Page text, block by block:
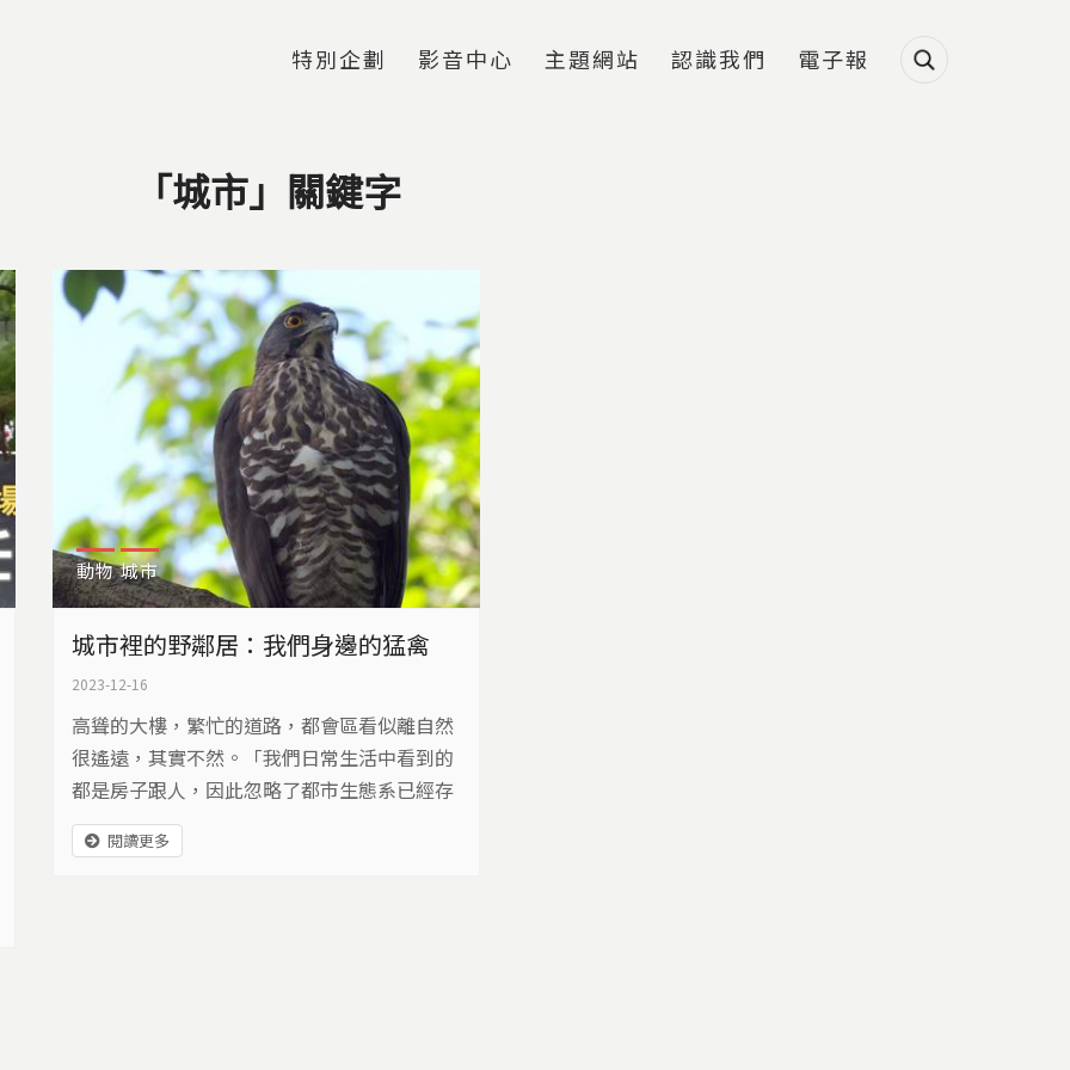
特別企劃 影音中心 主題網站 認識我們 電子報
「城市」關鍵字
動物 城市
城市裡的野鄰居：我們身邊的猛禽
2023-12-16
高聳的大樓，繁忙的道路，都會區看似離自然
很遙遠，其實不然。「我們日常生活中看到的
都是房子跟人，因此忽略了都市生態系已經存
在於我們的環境裡。」台灣猛禽研究會祕書長
蔡岱樺說道。
閱讀更多